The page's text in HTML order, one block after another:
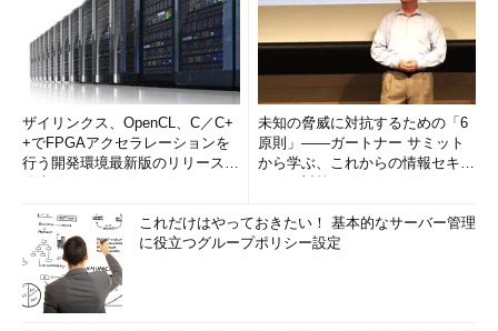
ザイリンクス、OpenCL、C／C+
+でFPGAアクセラレーションを
行う開発環境最新版のリリースを
未知の脅威に対抗するための「6
原則」――ガートナー サミット
から学ぶ、これからの情報セキュ
これだけはやっておきたい！ 基本的なサーバー管理
に役立つグループポリシー設定